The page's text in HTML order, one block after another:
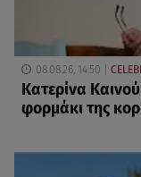
08.08.26, 14:50
Κατερίνα
φορμάκι της